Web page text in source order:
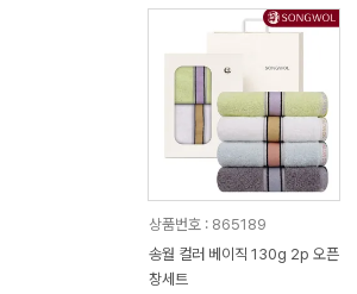
상품번호 : 865189
송월 컬러 베이직 130g 2p 오픈
창세트